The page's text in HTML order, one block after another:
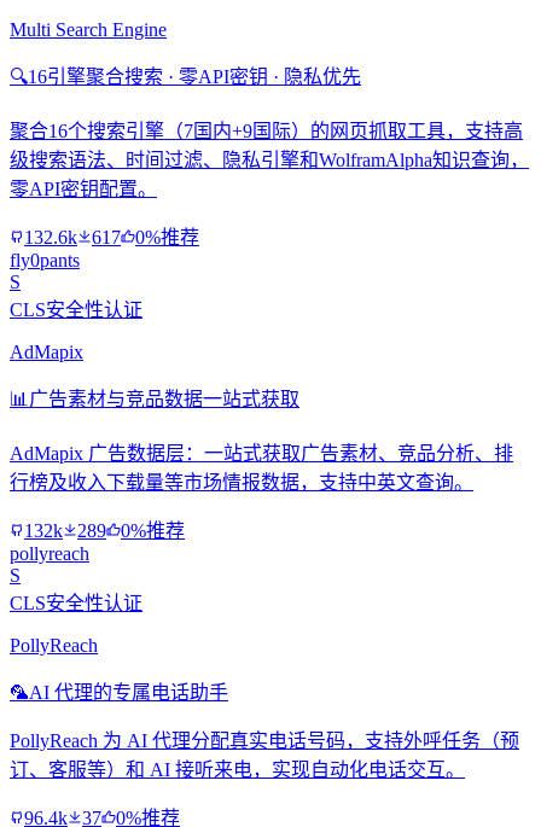
Multi Search Engine
🔍16引擎聚合搜索 · 零API密钥 · 隐私优先
聚合16个搜索引擎（7国内+9国际）的网页抓取工具，支持高
级搜索语法、时间过滤、隐私引擎和WolframAlpha知识查询，
零API密钥配置。
132.6k 617
0%推荐
fly0pants
S
CLS安全性认证
AdMapix
📊 广告素材与竞品数据一站式获取
AdMapix 广告数据层：一站式获取广告素材、竞品分析、排
行榜及收入下载量等市场情报数据，支持中英文查询。
132k 289
0%推荐
pollyreach
S
CLS安全性认证
PollyReach
🦜AI 代理的专属电话助手
PollyReach 为 AI 代理分配真实电话号码，支持外呼任务（预
订、客服等）和 AI 接听来电，实现自动化电话交互。
96.4k 37 0%推荐